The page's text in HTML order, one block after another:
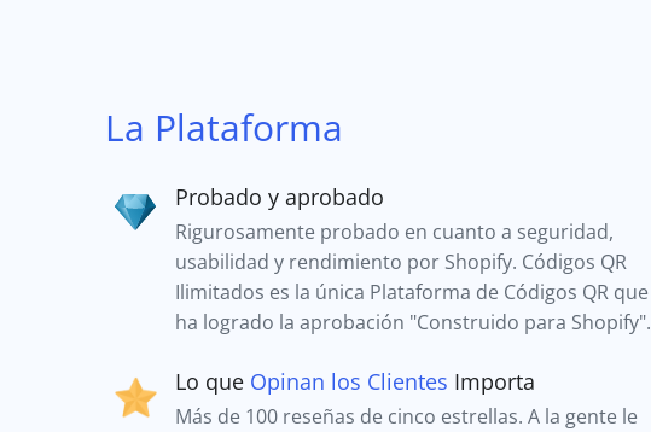
La Plataforma
Probado y aprobado
Rigurosamente probado en cuanto a seguridad,
usabilidad y rendimiento por Shopify. Códigos QR
Ilimitados es la única Plataforma de Códigos QR que
ha logrado la aprobación "Construido para Shopify".
Lo que Opinan los Clientes Importa
Más de 100 reseñas de cinco estrellas. A la gente le